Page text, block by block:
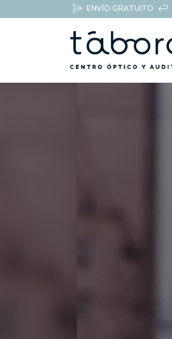
ENVÍO GRATUITO